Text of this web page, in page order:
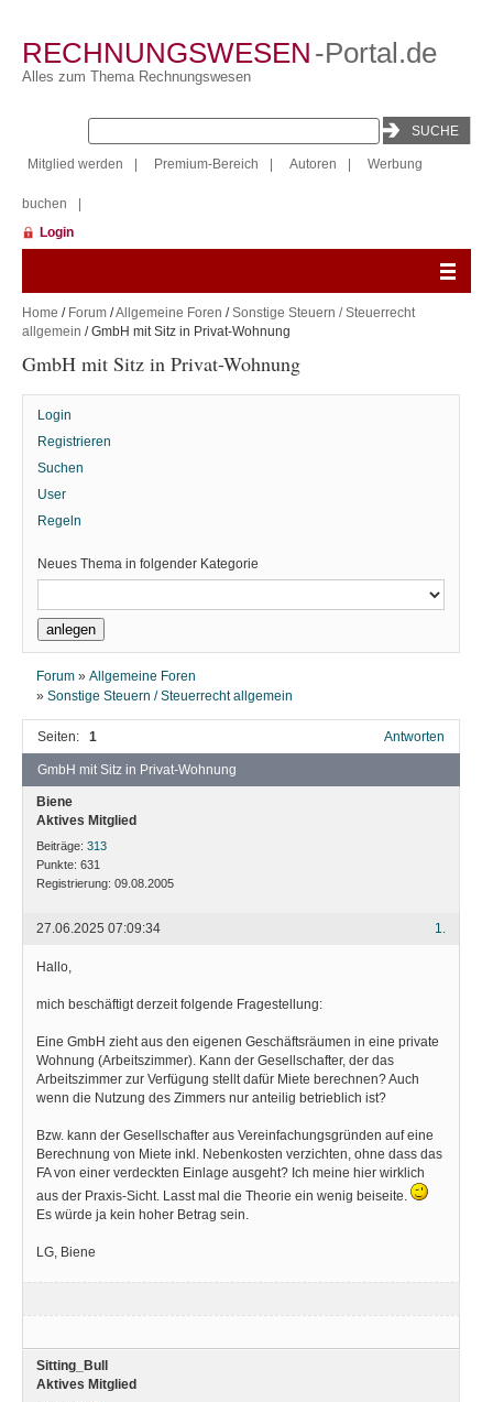
RECHNUNGSWESEN -Portal.de
Alles zum Thema Rechnungswesen
Mitglied werden Premium-Bereich Autoren Werbung
buchen
Login
Home / Forum /Allgemeine Foren /Sonstige Steuern / Steuerrecht
allgemein / GmbH mit Sitz in Privat-Wohnung
GmbH mit Sitz in Privat-Wohnung
Login
Registrieren
Suchen
User
Regeln
Neues Thema in folgender Kategorie
Forum »Allgemeine Foren
»Sonstige Steuern / Steuerrecht allgemein
Seiten: 1 Antworten
GmbH mit Sitz in Privat-Wohnung
Biene
Aktives Mitglied
Beiträge: 313
Punkte: 631
Registrierung: 09.08.2005
1.
27.06.2025 07:09:34
Hallo,
mich beschäftigt derzeit folgende Fragestellung:
Eine GmbH zieht aus den eigenen Geschäftsräumen in eine private
Wohnung (Arbeitszimmer). Kann der Gesellschafter, der das
Arbeitszimmer zur Verfügung stellt dafür Miete berechnen? Auch
wenn die Nutzung des Zimmers nur anteilig betrieblich ist?
Bzw. kann der Gesellschafter aus Vereinfachungsgründen auf eine
Berechnung von Miete inkl. Nebenkosten verzichten, ohne dass das
FA von einer verdeckten Einlage ausgeht? Ich meine hier wirklich
aus der Praxis-Sicht. Lasst mal die Theorie ein wenig beiseite.
Es würde ja kein hoher Betrag sein.
LG, Biene
Sitting_Bull
Aktives Mitglied